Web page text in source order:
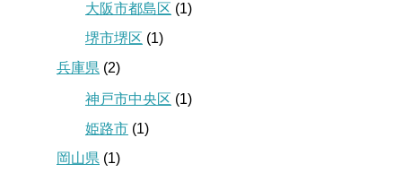
大阪市都島区 (1)
堺市堺区 (1)
兵庫県 (2)
神戸市中央区 (1)
姫路市 (1)
岡山県 (1)